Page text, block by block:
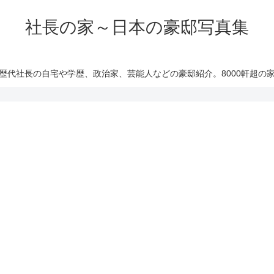
社長の家～日本の豪邸写真集
代社長の自宅や学歴、政治家、芸能人などの豪邸紹介。8000軒超の家